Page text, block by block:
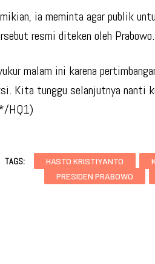
ia meminta agar publik
resmi diteken oleh Prabowo.
malam ini karena
Kita tunggu selanjutnya nanti
HQ1)
TAGS: HASTO KRISTIYANTO
PRESIDEN PRABOWO